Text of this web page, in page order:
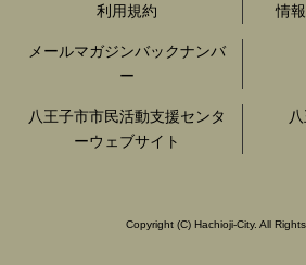
利用規約 情
メールマガジンバックナンバ
ー
八王子市市民活動支援センタ
ーウェブサイト
Copyright (C) Hachioji-City. All